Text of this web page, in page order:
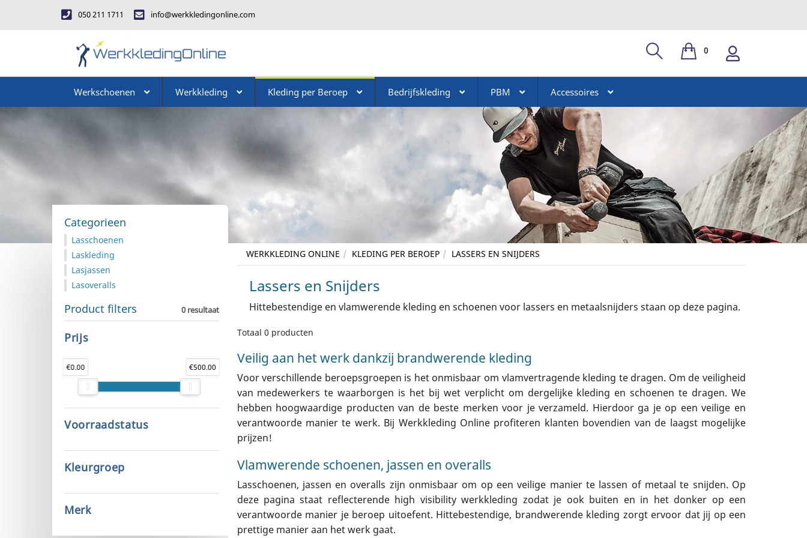
050 211 1711 info@werkkledingonline.com
0
Werkschoenen Werkkleding Kleding per Beroep Bedrijfskleding PBM Accessoires
WERKKLEDING ONLINE KLEDING PER BEROEP LASSERS EN SNIJDERS
Lassers en Snijders
Hittebestendige en vlamwerende kleding en schoenen voor lassers en metaalsnijders staan op deze pagina.
Totaal 0 producten
Veilig aan het werk dankzij brandwerende kleding
Voor verschillende beroepsgroepen is het onmisbaar om vlamvertragende kleding te dragen. Om de veiligheid
van medewerkers te waarborgen is het bij wet verplicht om dergelijke kleding en schoenen te dragen. We
hebben hoogwaardige producten van de beste merken voor je verzameld. Hierdoor ga je op een veilige en
verantwoorde manier te werk. Bij Werkkleding Online profiteren klanten bovendien van de laagst mogelijke
prijzen!
Vlamwerende schoenen, jassen en overalls
Lasschoenen, jassen en overalls zijn onmisbaar om op een veilige manier te lassen of metaal te snijden. Op
deze pagina staat reflecterende high visibility werkkleding zodat je ook buiten en in het donker op een
verantwoorde manier je beroep uitoefent. Hittebestendige, brandwerende kleding zorgt ervoor dat jij op een
prettige manier aan het werk gaat.
Categorieen
Lasschoenen
Laskleding
Lasjassen
Lasoveralls
Product filters 0 resultaat
Prijs
€0.00 €500.00
Voorraadstatus
Kleurgroep
Merk